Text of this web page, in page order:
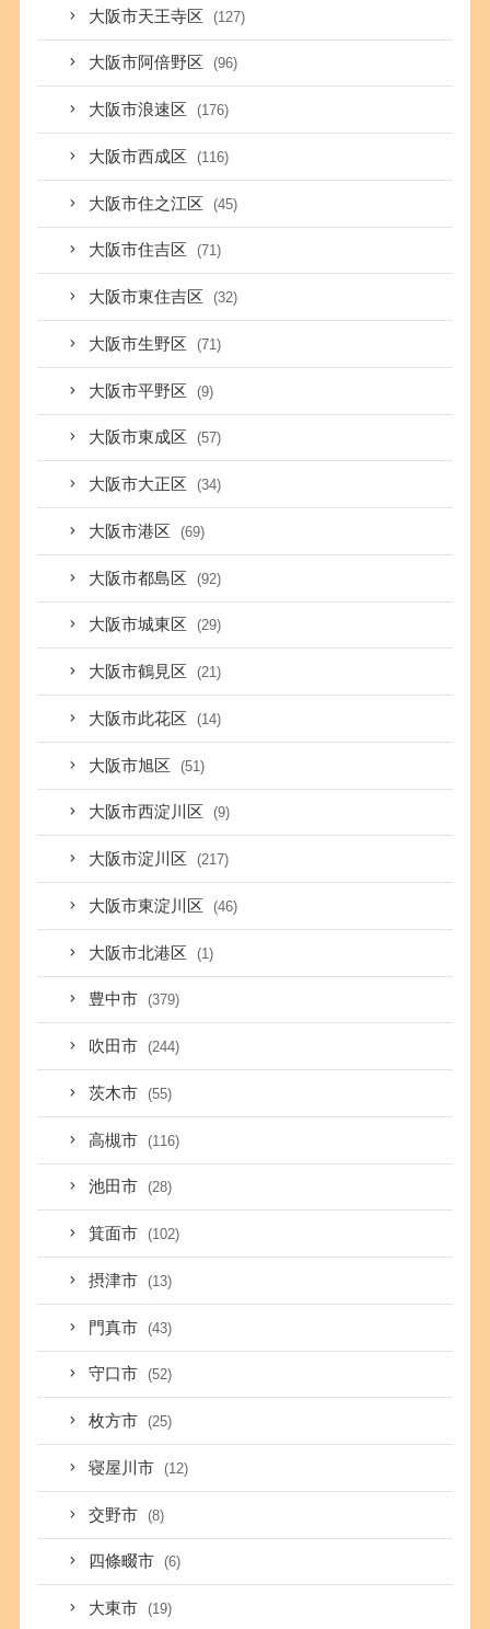
大阪市天王寺区 (127)
大阪市阿倍野区 (96)
大阪市浪速区 (176)
大阪市西成区 (116)
大阪市住之江区 (45)
大阪市住吉区 (71)
大阪市東住吉区 (32)
大阪市生野区 (71)
大阪市平野区 (9)
大阪市東成区 (57)
大阪市大正区 (34)
大阪市港区 (69)
大阪市都島区 (92)
大阪市城東区 (29)
大阪市鶴見区 (21)
大阪市此花区 (14)
大阪市旭区 (51)
大阪市西淀川区 (9)
大阪市淀川区 (217)
大阪市東淀川区 (46)
大阪市北港区 (1)
豊中市 (379)
吹田市 (244)
茨木市 (55)
高槻市 (116)
池田市 (28)
箕面市 (102)
摂津市 (13)
門真市 (43)
守口市 (52)
枚方市 (25)
寝屋川市 (12)
交野市 (8)
四條畷市 (6)
大東市 (19)